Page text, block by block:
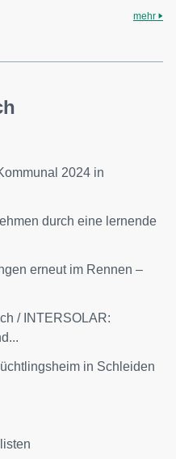
mehr
2024 in
durch eine lernende
erneut im Rennen –
/ INTERSOLAR:
in Schleiden